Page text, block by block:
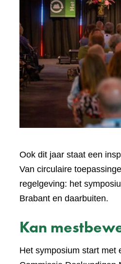
Ook dit jaar staat een
Van circulaire
regelgeving: het
Brabant en daarbuiten.
Kan
Het symposium start met